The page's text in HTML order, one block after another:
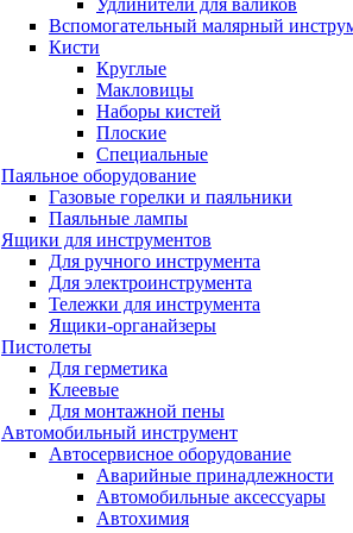
Удлинители для валиков
Вспомогательный малярный
Кисти
Круглые
Макловицы
Наборы кистей
Плоские
Специальные
Паяльное оборудование
Газовые горелки и паяльники
Паяльные лампы
Ящики для инструментов
Для ручного инструмента
Для электроинструмента
Тележки для инструмента
Ящики-органайзеры
Пистолеты
Для герметика
Клеевые
Для монтажной пены
Автомобильный инструмент
Автосервисное оборудование
Аварийные принадлежности
Автомобильные аксессуары
Автохимия